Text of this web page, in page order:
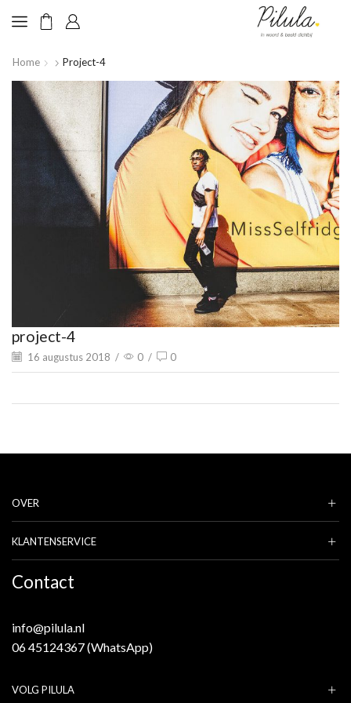
Home Project-4
project-4
16 augustus 2018 / 0 / 0
OVER
KLANTENSERVICE
Contact
info@pilula.nl
06 45124367 (WhatsApp)
VOLG PILULA